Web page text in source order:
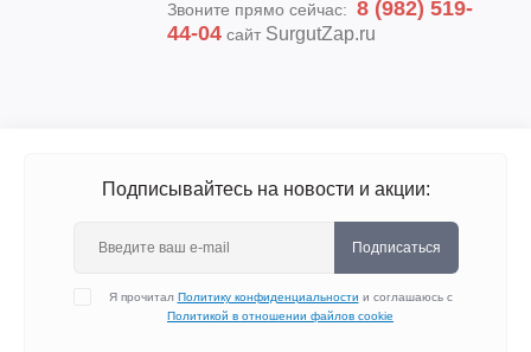
Звоните прямо сейчас: 8 (982) 519-
44-04 сайт SurgutZap.ru
Подписывайтесь на новости и акции:
Подписаться
Я прочитал Политику конфиденциальности и соглашаюсь с
Политикой в отношении файлов cookie